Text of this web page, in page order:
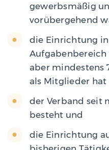
gewerbsmäßig
vorübergehend
die Einrichtung
aber mindestens
als Mitglieder
der Verband seit
besteht und
die Einrichtung